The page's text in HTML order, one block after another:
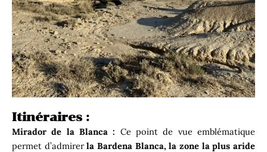
Itinéraires :
Mirador de la Blanca : Ce point de vue emblématique
permet d’admirerla Bardena Blanca, la zone la plus aride